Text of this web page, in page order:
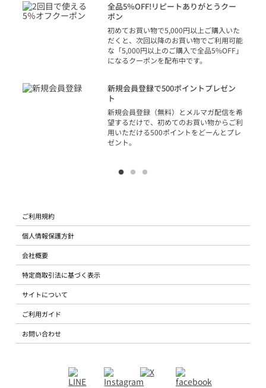
全品5％OFF!リピートありがとうクー
ポン
初めてお買い物で5,000円以上ご購入いた
だくと、次回以降のお買い物でご利用可能
な「5,000円以上のご購入で全品5%OFF」
になるクーポンを配布中です。
新規会員登録で500ポイントプレゼン
ト
新規会員登録（無料）とメルマガ配信を希
望するだけで、初めてのお買い物からご利
用いただける500ポイントをどーんとプレ
ゼント。
ご利用規約
個人情報保護方針
会社概要
特定商取引法に基づく表示
サイトについて
ご利用ガイド
お問い合わせ